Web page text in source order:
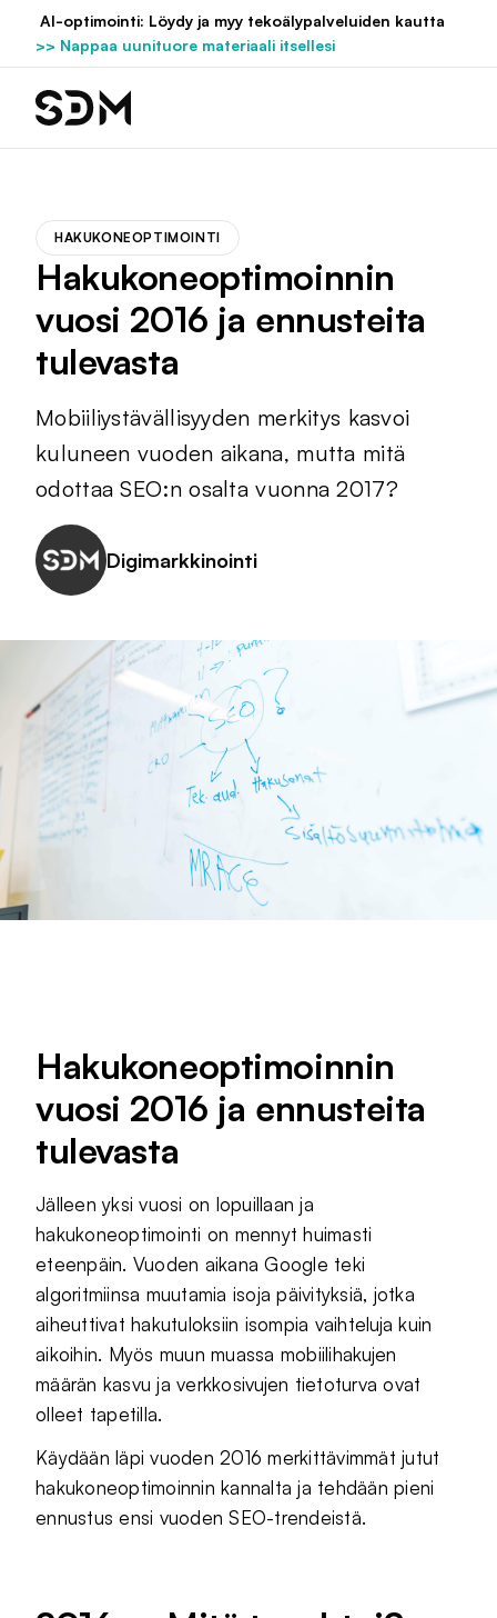
Hyppää
sisältöön
AI-optimointi: Löydy ja myy tekoälypalveluiden kautta
>> Nappaa uunituore materiaali itsellesi
HAKUKONEOPTIMOINTI
Hakukoneoptimoinnin
vuosi 2016 ja ennusteita
tulevasta
Mobiiliystävällisyyden merkitys kasvoi
kuluneen vuoden aikana, mutta mitä
odottaa SEO:n osalta vuonna 2017?
Digimarkkinointi
Hakukoneoptimoinnin
vuosi 2016 ja ennusteita
tulevasta
Jälleen yksi vuosi on lopuillaan ja
hakukoneoptimointi on mennyt huimasti
eteenpäin. Vuoden aikana Google teki
algoritmiinsa muutamia isoja päivityksiä, jotka
aiheuttivat hakutuloksiin isompia vaihteluja kuin
aikoihin. Myös muun muassa mobiilihakujen
määrän kasvu ja verkkosivujen tietoturva ovat
olleet tapetilla.
Käydään läpi vuoden 2016 merkittävimmät jutut
hakukoneoptimoinnin kannalta ja tehdään pieni
ennustus ensi vuoden SEO-trendeistä.